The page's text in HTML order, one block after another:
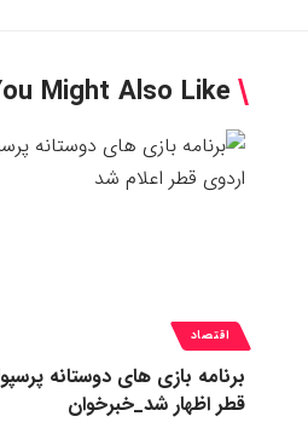
Might Also Like
اقتصاد
برنامه بازی های دوستانه
قطر اظهار شد_خبرخوان